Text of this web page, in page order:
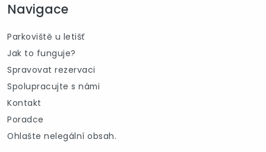
Navigace
Parkoviště u letišť
Jak to funguje?
Spravovat rezervaci
Spolupracujte s námi
Kontakt
Poradce
Ohlašte nelegální obsah.